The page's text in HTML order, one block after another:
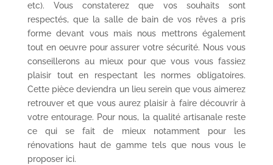
etc). Vous constaterez que vos souhaits sont
respectés, que la salle de bain de vos rêves a pris
forme devant vous mais nous mettrons également
tout en oeuvre pour assurer votre sécurité. Nous vous
conseillerons au mieux pour que vous vous fassiez
plaisir tout en respectant les normes obligatoires.
Cette pièce deviendra un lieu serein que vous aimerez
retrouver et que vous aurez plaisir à faire découvrir à
votre entourage. Pour nous, la qualité artisanale reste
ce qui se fait de mieux notamment pour les
rénovations haut de gamme tels que nous vous le
proposer ici.